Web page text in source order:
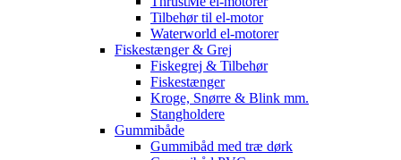
Tilbehør til el-motor
Waterworld el-motorer
Fiskestænger & Grej
Fiskegrej & Tilbehør
Fiskestænger
Kroge, Snørre & Blink mm.
Stangholdere
Gummibåde
Gummibåd med træ dørk